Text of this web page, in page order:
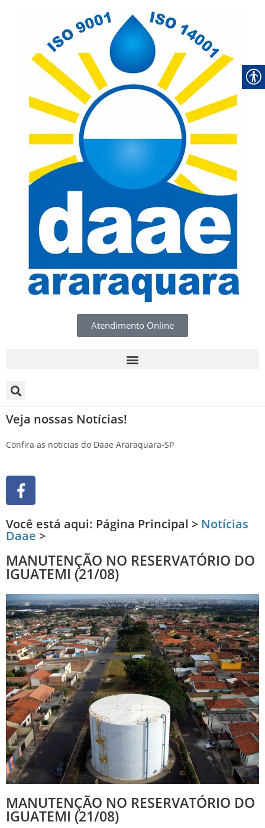
Atendimento Online
Veja nossas Notícias!
Confira as noticias do Daae Araraquara-SP
Você está aqui: Página Principal > Notícias
Daae >
MANUTENÇÃO NO RESERVATÓRIO DO
IGUATEMI (21/08)
MANUTENÇÃO NO RESERVATÓRIO DO
IGUATEMI (21/08)